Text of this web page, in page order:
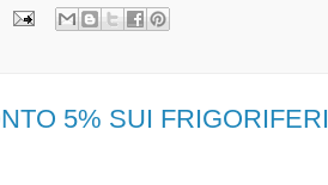
5% SUI FRIGORIFERI